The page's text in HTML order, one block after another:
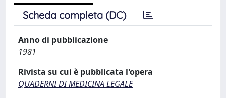
Scheda completa (DC)
Anno di pubblicazione
1981
Rivista su cui è pubblicata l'opera
QUADERNI DI MEDICINA LEGALE